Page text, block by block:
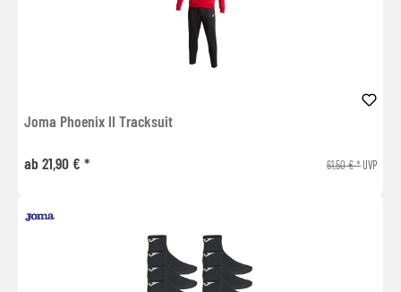
Joma Phoenix II Tracksuit
ab 21,90 € * 61,50 € *UVP